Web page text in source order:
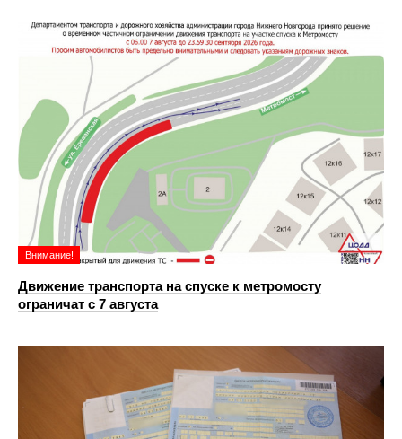
Внимание!
Движение транспорта на спуске к метромосту
ограничат с 7 августа